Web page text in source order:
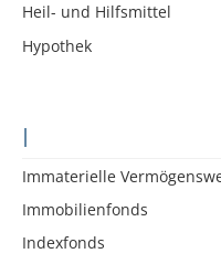
Heil- und Hilfsmittel
Hypothek
I
Immaterielle
Immobilienfonds
Indexfonds